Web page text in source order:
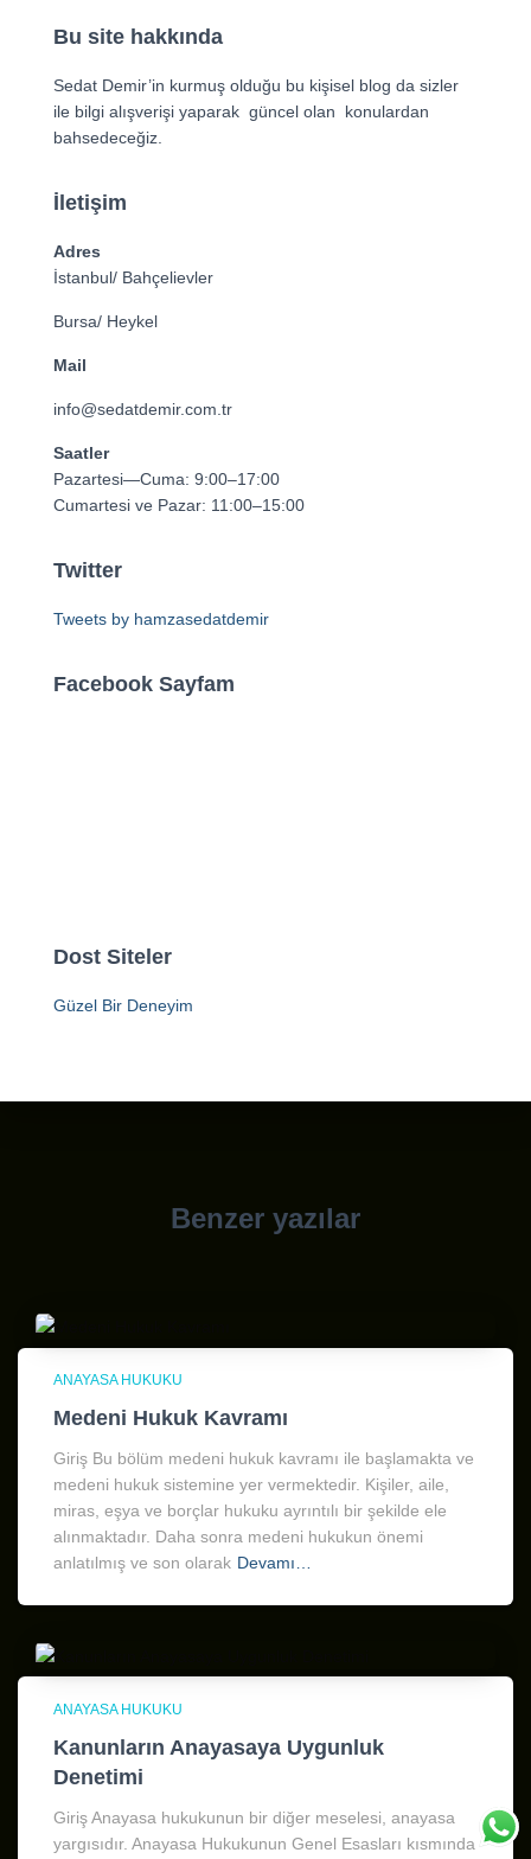
Bu site hakkında
Sedat Demir’in kurmuş olduğu bu kişisel blog da sizler
ile bilgi alışverişi yaparak güncel olan konulardan
bahsedeceğiz.
İletişim
Adres
İstanbul/ Bahçelievler
Bursa/ Heykel
Mail
info@sedatdemir.com.tr
Saatler
Pazartesi—Cuma: 9:00–17:00
Cumartesi ve Pazar: 11:00–15:00
Twitter
Tweets by hamzasedatdemir
Facebook Sayfam
Dost Siteler
Güzel Bir Deneyim
Benzer yazılar
ANAYASA HUKUKU
Medeni Hukuk Kavramı
Giriş Bu bölüm medeni hukuk kavramı ile başlamakta ve
medeni hukuk sistemine yer vermektedir. Kişiler, aile,
miras, eşya ve borçlar hukuku ayrıntılı bir şekilde ele
alınmaktadır. Daha sonra medeni hukukun önemi
anlatılmış ve son olarak Devamı…
ANAYASA HUKUKU
Kanunların Anayasaya Uygunluk
Denetimi
Giriş Anayasa hukukunun bir diğer meselesi, anayasa
yargısıdır. Anayasa Hukukunun Genel Esasları kısmında